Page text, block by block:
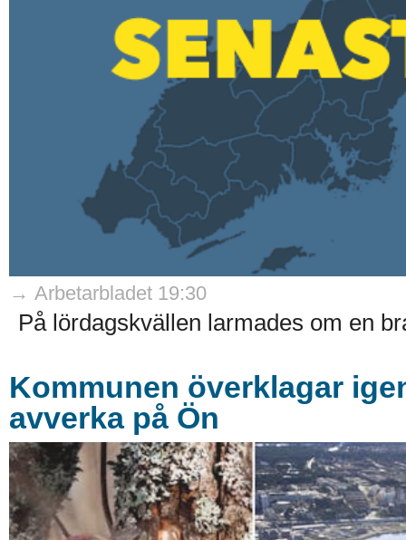
→ Arbetarbladet 19:30
På lördagskvällen larmades om en
Kommunen överklagar
avverka på Ön